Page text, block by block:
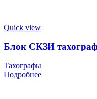
Quick view
Блок СКЗИ
Тахографы
Подробнее